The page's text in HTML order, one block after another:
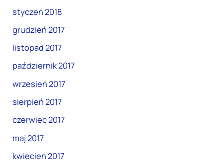
styczeń 2018
grudzień 2017
listopad 2017
październik 2017
wrzesień 2017
sierpień 2017
czerwiec 2017
maj 2017
kwiecień 2017